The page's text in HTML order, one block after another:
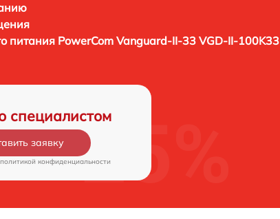
питания PowerCom Vanguard-II-33 VGD-II-100K33
специалистом
заявку
политикой конфиденциальности